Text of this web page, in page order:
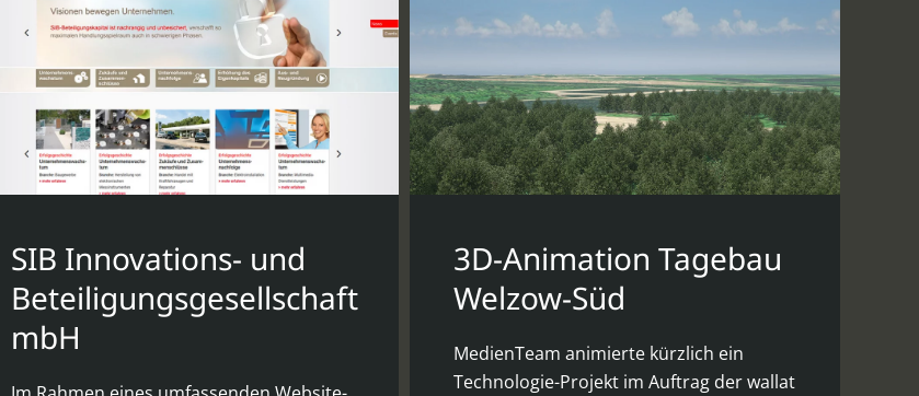
SIB Innovations- und
Beteiligungsgesellschaft
mbH
3D-Animation Tagebau
Welzow-Süd
MedienTeam animierte kürzlich ein
Technologie-Projekt im Auftrag der wallat